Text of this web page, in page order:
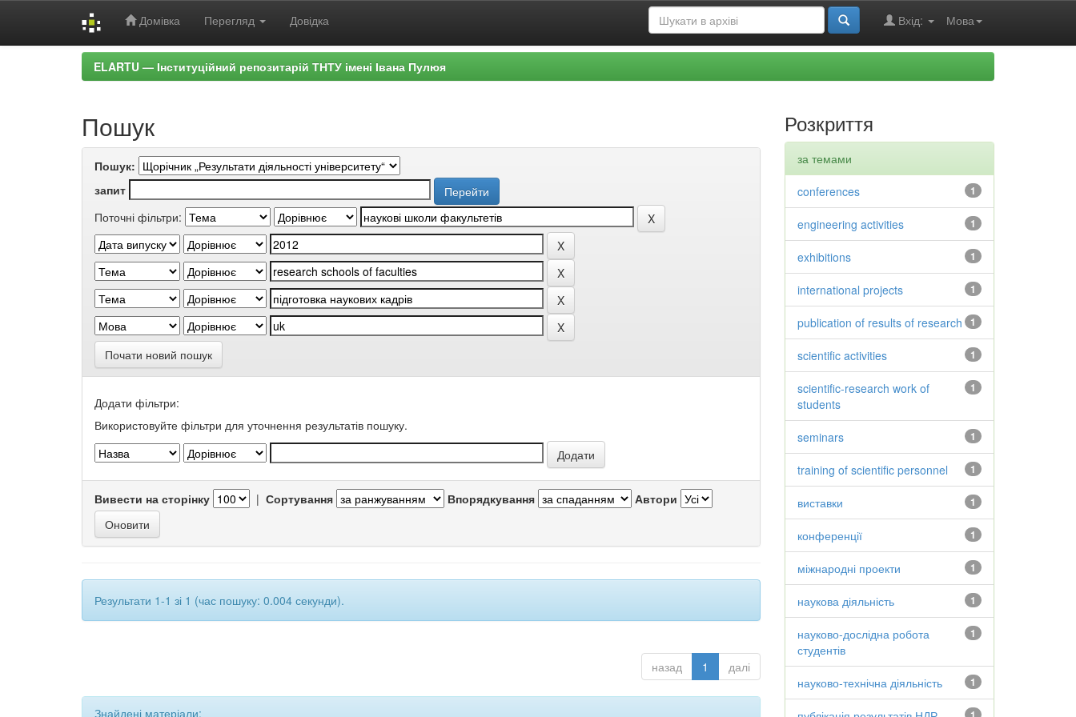
Домівка Перегляд Довідка Мова
Вхід:
ELARTU — Інституційний репозитарій ТНТУ імені Івана Пулюя
Пошук
Пошук:
запит
Поточні фільтри:
Почати новий пошук
Додати фільтри:
Використовуйте фільтри для уточнення результатів пошуку.
Вивести на сторінку | Сортування Впорядкування Автори
Результати 1-1 зі 1 (час пошуку: 0.004 секунди).
назад 1 далі
Знайдені матеріали:
Розкриття
за темами
1
conferences
1
engineering activities
1
exhibitions
1
international projects
1
publication of results of research
1
scientific activities
1
scientific-research work of
students
1
seminars
1
training of scientific personnel
1
виставки
1
конференції
1
міжнародні проекти
1
наукова діяльність
1
науково-дослідна робота
студентів
1
науково-технічна діяльність